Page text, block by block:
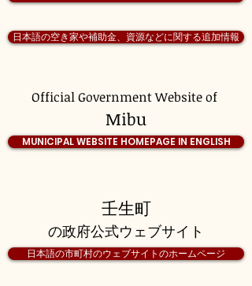
Official Government Website of
Mibu
MUNICIPAL WEBSITE HOMEPAGE IN ENGLISH
壬生町
日本語の市町村のウェブサイトのホームページ
の政府公式ウェブサイト
日本語の空き家や補助金、資源などに関する追加情報